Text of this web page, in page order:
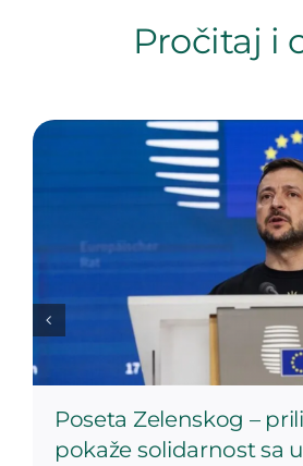
Pročitaj i
Poseta Zelenskog –
pokaže solidarnost sa